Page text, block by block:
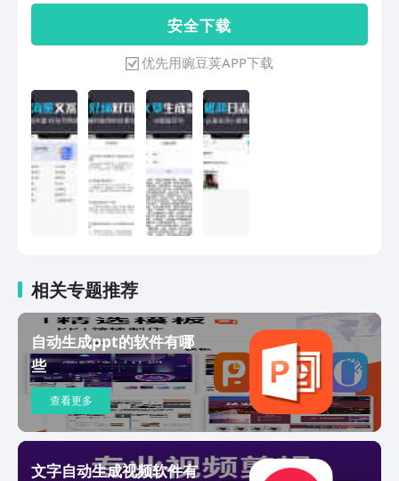
章生成app来体验一下！
安 全 下 载
优先用豌豆荚APP下载
相关专题推荐
自动生成ppt的软件有哪
些
查看更多
文字自动生成视频软件有